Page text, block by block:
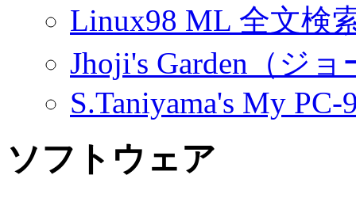
Linux98 ML 全文検
Jhoji's Garden（ジ
S.Taniyama's My PC-
ソフトウェア